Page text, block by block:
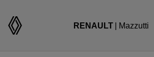
RENAULT | Mazzutti